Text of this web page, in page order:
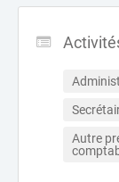
Autre